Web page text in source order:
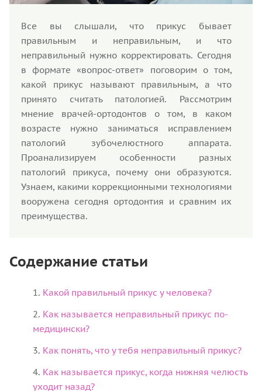
Все вы слышали, что прикус бывает
правильным и неправильным, и что
неправильный нужно корректировать. Сегодня
в формате «вопрос-ответ» поговорим о том,
какой прикус называют правильным, а что
принято считать патологией. Рассмотрим
мнение врачей-ортодонтов о том, в каком
возрасте нужно заниматься исправлением
патологий зубочелюстного аппарата.
Проанализируем особенности разных
патологий прикуса, почему они образуются.
Узнаем, какими коррекционными технологиями
вооружена сегодня ортодонтия и сравним их
преимущества.
Содержание статьи
Какой правильный прикус у человека?
Как называется неправильный прикус по-
медицински?
Как понять, что у тебя неправильный прикус?
Как называется прикус, когда нижняя челюсть
уходит назад?